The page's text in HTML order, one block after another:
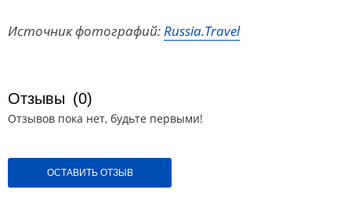
Источник фотографий:Russia.Travel
Отзывы (0)
Отзывов пока нет, будьте первыми!
ОСТАВИТЬ ОТЗЫВ